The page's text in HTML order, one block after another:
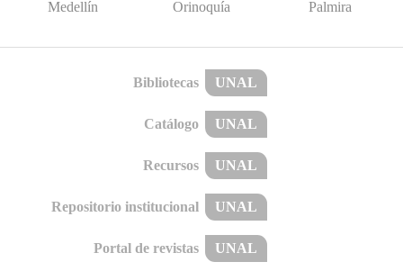
Medellín Orinoquía Palmira
Bibliotecas UNAL
Catálogo UNAL
Recursos UNAL
Repositorio institucional UNAL
Portal de revistas UNAL